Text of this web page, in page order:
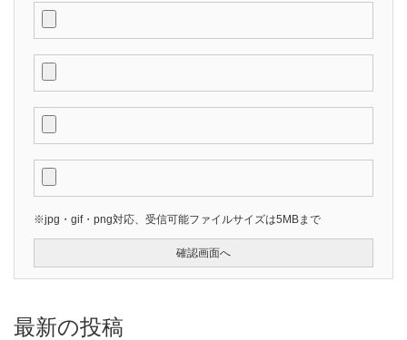
※jpg・gif・png対応、受信可能ファイルサイズは5MBまで
最新の投稿